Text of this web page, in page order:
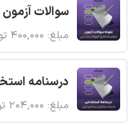
سوالات آزمون
مبلغ: ۴۰۰,۰۰۰ تومان
درسنامه
مبلغ: ۲۰۴,۰۰۰ تومان